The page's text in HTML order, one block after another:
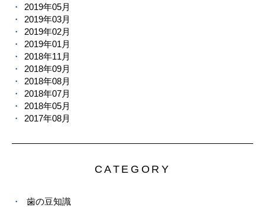
2019年05月
2019年03月
2019年02月
2019年01月
2018年11月
2018年09月
2018年08月
2018年07月
2018年05月
2017年08月
CATEGORY
歯の豆知識